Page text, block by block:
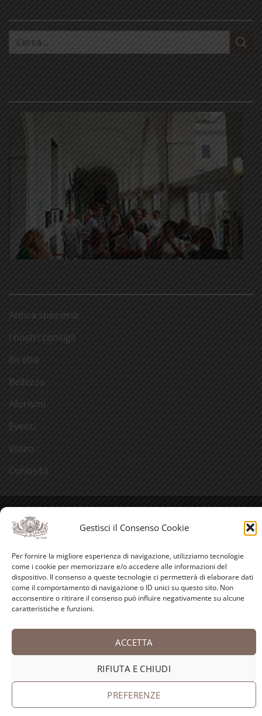
Gestisci il Consenso Cookie
Per fornire la migliore esperienza di navigazione, utilizziamo tecnologie
come i cookie per memorizzare e/o accedere alle informazioni del
dispositivo. Il consenso a queste tecnologie ci permetterà di elaborare dati
come il comportamento di navigazione o ID unici su questo sito. Non
acconsentire o ritirare il consenso può influire negativamente su alcune
caratteristiche e funzioni.
ACCETTA
RIFIUTA E CHIUDI
PREFERENZE
Cerca:
Antica spezieria
I nostri consigli
Ricette
Bellezza
Aforismi
Eventi
Video
Curiosità
Express
Transfer
Copyright 2026 ©Antica Farmacia-Erboristeria Sant'Anna
dei Frati Carmelitani Scalzi